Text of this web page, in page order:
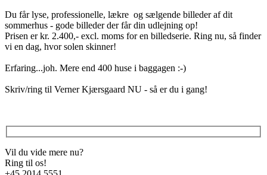
Du får lyse, professionelle, lækre og sælgende billeder af dit
sommerhus - gode billeder der får din udlejning op!
Prisen er kr. 2.400,- excl. moms for en billedserie. Ring nu, så finder
vi en dag, hvor solen skinner!
Erfaring...joh. Mere end 400 huse i baggagen :-)
Skriv/ring til Verner Kjærsgaard NU - så er du i gang!
Vil du vide mere nu?
Ring til os!